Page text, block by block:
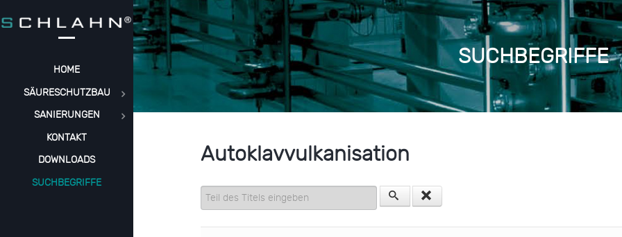
SUCHBEGRIFFE
Autoklavvulkanisation
Teil des Titels eingeben
HOME
SÄURESCHUTZBAU
SANIERUNGEN
KONTAKT
DOWNLOADS
SUCHBEGRIFFE